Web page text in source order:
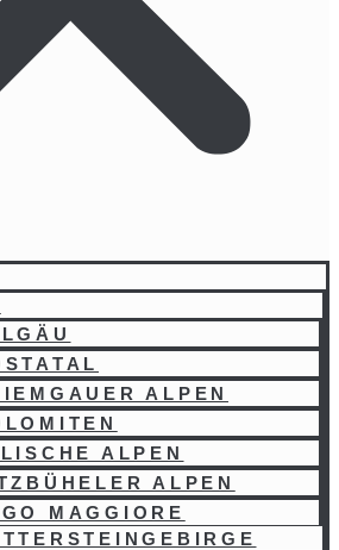
ALPEN
ALPEN
ALPEN
MAGGIORE